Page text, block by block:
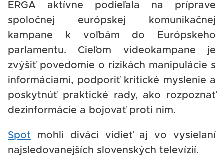
ERGA aktívne podieľala na príprave
spoločnej európskej komunikačnej
kampane k voľbám do Európskeho
parlamentu. Cieľom videokampane je
zvýšiť povedomie o rizikách manipulácie s
informáciami, podporiť kritické myslenie a
poskytnúť praktické rady, ako rozpoznať
dezinformácie a bojovať proti nim.
Spot mohli diváci vidieť aj vo vysielaní
najsledovanejších slovenských televízií.